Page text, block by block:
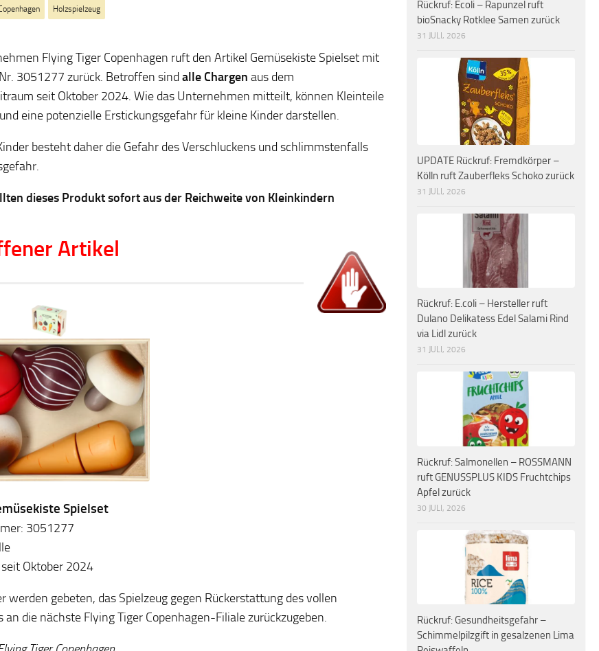
Holzspielzeug
Flying Tiger Copenhagen ruft den Artikel Gemüsekiste Spielset mit
3051277 zurück. Betroffen sind alle Chargen aus dem
seit Oktober 2024. Wie das Unternehmen mitteilt, können Kleinteile
eine potenzielle Erstickungsgefahr für kleine Kinder darstellen.
besteht daher die Gefahr des Verschluckens und schlimmstenfalls
dieses Produkt sofort aus der Reichweite von Kleinkindern
Artikel
Spielset
3051277
Oktober 2024
werden gebeten, das Spielzeug gegen Rückerstattung des vollen
an die nächste Flying Tiger Copenhagen-Filiale zurückzugeben.
Rückruf: Ecoli – Rapunzel ruft
bioSnacky Rotklee Samen zurück
31 JULI, 2026
UPDATE Rückruf: Fremdkörper –
Kölln ruft Zauberfleks Schoko zurück
31 JULI, 2026
Rückruf: E.coli – Hersteller ruft
Dulano Delikatess Edel Salami Rind
via Lidl zurück
31 JULI, 2026
Rückruf: Salmonellen – ROSSMANN
ruft GENUSSPLUS KIDS Fruchtchips
Apfel zurück
30 JULI, 2026
Rückruf: Gesundheitsgefahr –
Schimmelpilzgift in gesalzenen Lima